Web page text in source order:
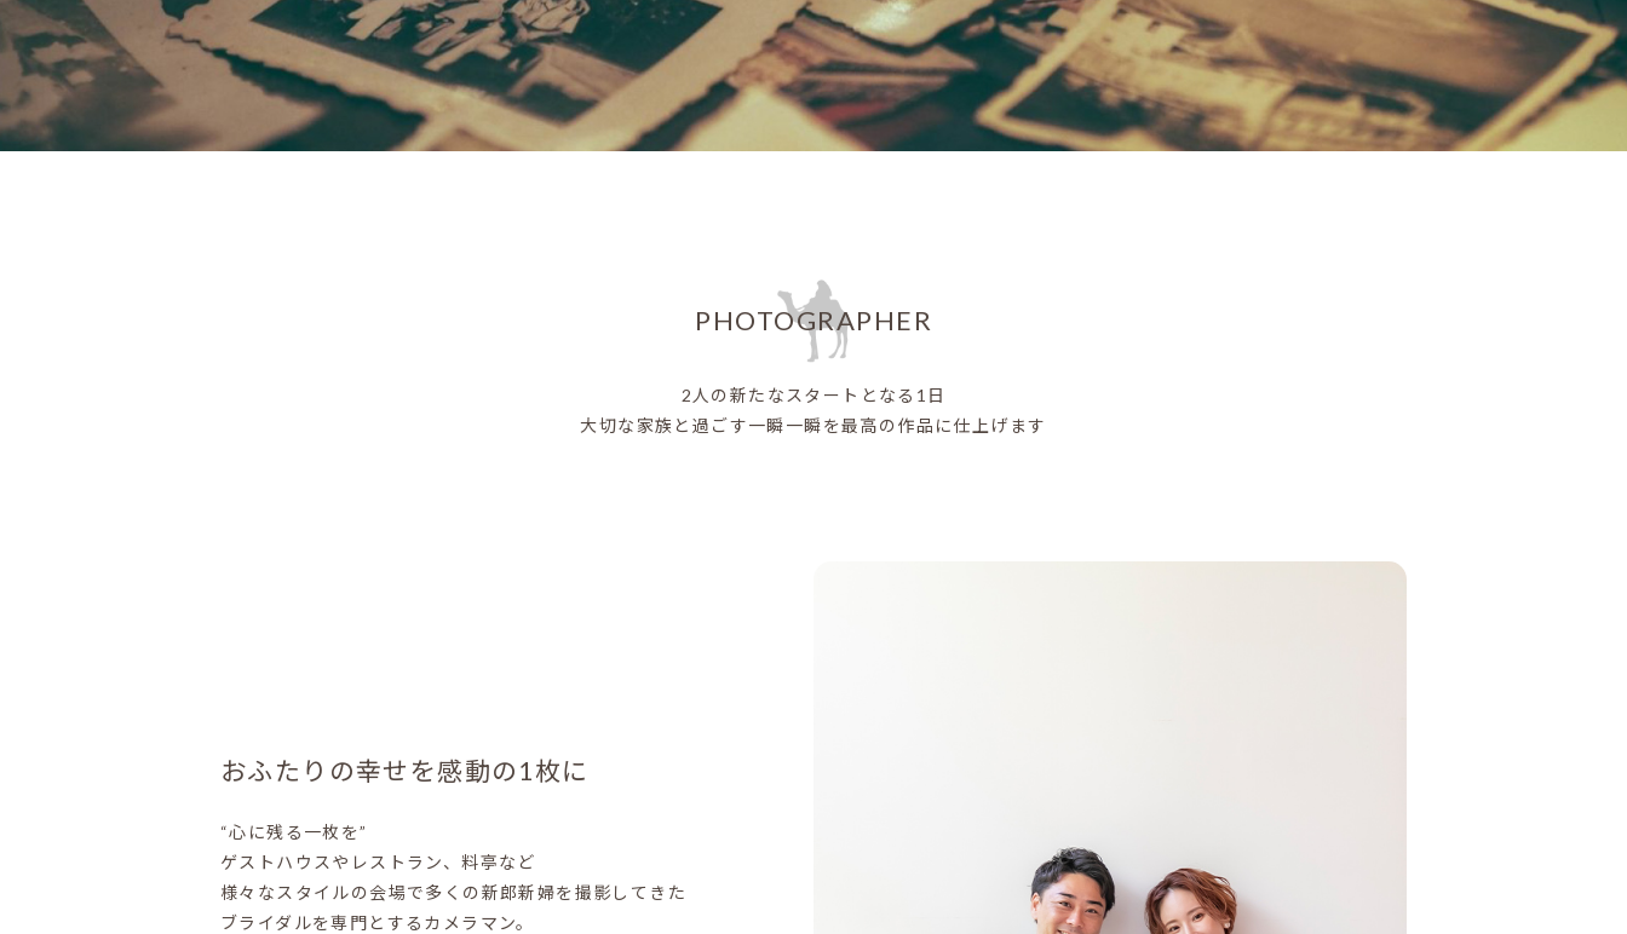
PHOTOGRAPHER
2人の新たなスタートとなる1日
大切な家族と過ごす一瞬一瞬を最高の作品に仕上げます
おふたりの幸せを感動の1枚に
“心に残る一枚を”
ゲストハウスやレストラン、料亭など
様々なスタイルの会場で多くの新郎新婦を撮影してきた
ブライダルを専門とするカメラマン。